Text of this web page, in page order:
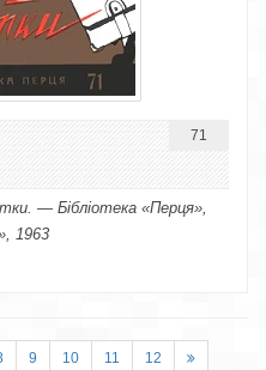
71
— Бібліотека «Перця»,
1963
9 10 11 12